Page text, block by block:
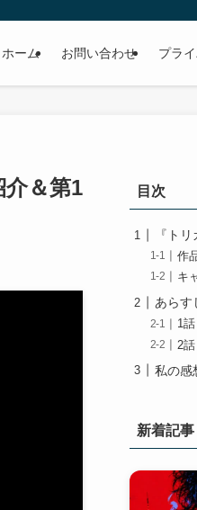
ホーム お問い合わせ プラ
＆第1
目次
『ト
作
キ
あらす
1話
2話
私の感
新着記事